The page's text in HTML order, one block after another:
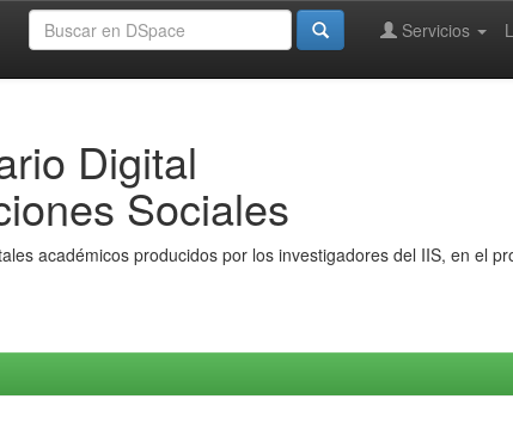
Servicios
Digital
Sociales
académicos producidos por los investigadores del IIS, en el